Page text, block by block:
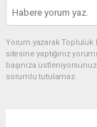
Yorum yazarak Topluluk
sitesine yaptığınız
başınıza
sorumlu tutulamaz.